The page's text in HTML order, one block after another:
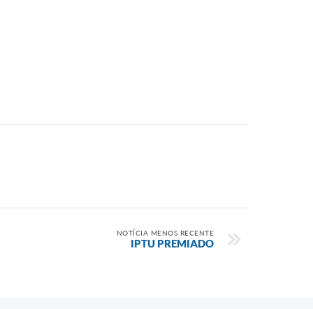
NOTÍCIA MENOS RECENTE
IPTU PREMIADO